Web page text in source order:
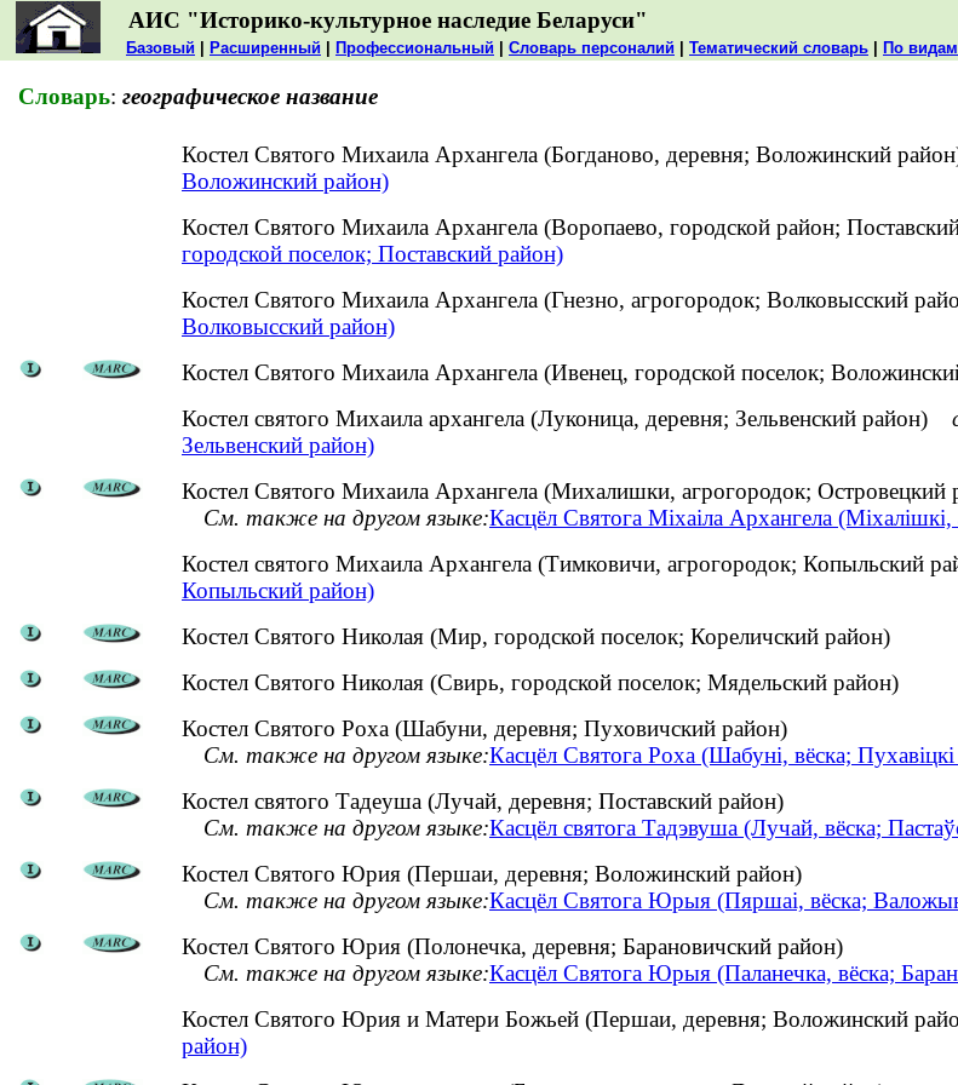
АИС "Историко-культурное наследие Беларуси"
Базовый Расширенный Профессиональный Словарь персоналий Тематический словарь По
Словарь: географическое название
Костел Святого Михаила Архангела (Богданово, деревня; Воложинский
Воложинский район)
Костел Святого Михаила Архангела (Воропаево, городской район;
городской поселок; Поставский район)
Костел Святого Михаила Архангела (Гнезно, агрогородок; Волковысский
Волковысский район)
Костел Святого Михаила Архангела (Ивенец, городской поселок;
Костел святого Михаила архангела (Луконица, деревня; Зельвенский район)
Зельвенский район)
Костел Святого Михаила Архангела (Михалишки, агрогородок; Островецкий
См. также на другом языке:Касцёл Святога Міхаіла Архангела (Міхалішкі,
Костел святого Михаила Архангела (Тимковичи, агрогородок; Копыльский
Копыльский район)
Костел Святого Николая (Мир, городской поселок; Кореличский район)
Костел Святого Николая (Свирь, городской поселок; Мядельский район)
Костел Святого Роха (Шабуни, деревня; Пуховичский район)
См. также на другом языке:Касцёл Святога Роха (Шабуні, вёска;
Костел святого Тадеуша (Лучай, деревня; Поставский район)
См. также на другом языке:Касцёл святога Тадэвуша (Лучай, вёска;
Костел Святого Юрия (Першаи, деревня; Воложинский район)
См. также на другом языке:Касцёл Святога Юрыя (Пяршаі, вёска;
Костел Святого Юрия (Полонечка, деревня; Барановичский район)
См. также на другом языке:Касцёл Святога Юрыя (Паланечка, вёска;
Костел Святого Юрия и Матери Божьей (Першаи, деревня; Воложинский
район)